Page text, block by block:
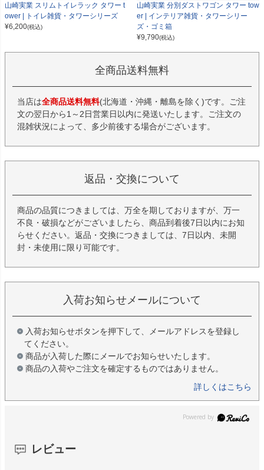
山崎実業 スリムトイレラック タワー t
ower | トイレ雑貨・タワーシリーズ
¥6,200(税込)
山崎実業 分別ダストワゴン タワー tow
er | インテリア雑貨・タワーシリー
ズ・ゴミ箱
¥9,790(税込)
全商品送料無料
当店は全商品送料無料(北海道・沖縄・離島を除く)です。ご注
文の翌日から1～2日営業日以内に発送いたします。ご注文の
混雑状況によって、多少前後する場合がございます。
返品・交換について
商品の品質につきましては、万全を期しておりますが、万一
不良・破損などがございましたら、商品到着後7日以内にお知
らせください。返品・交換につきましては、7日以内、未開
封・未使用に限り可能です。
入荷お知らせメールについて
入荷お知らせボタンを押下して、メールアドレスを登録し
てください。
商品が入荷した際にメールでお知らせいたします。
商品の入荷やご注文を確定するものではありません。
詳しくはこちら
レビュー